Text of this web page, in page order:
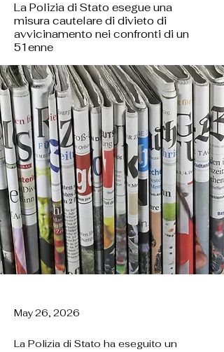
La Polizia di Stato esegue una
misura cautelare di divieto di
avvicinamento nei confronti di un
51enne
May 26, 2026
La Polizia di Stato ha eseguito un